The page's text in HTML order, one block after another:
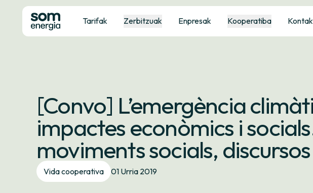
Tarifak Zerbitzuak Enpresak Kooperatiba
[Convo] L’emergència
impactes econòmics i
moviments socials,
Vida cooperativa 01 Urria 2019